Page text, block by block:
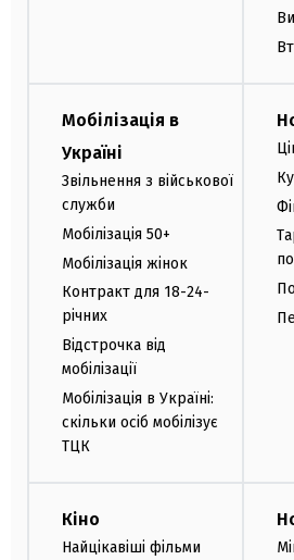
Мобілізація в
Україні
Звільнення з військової
служби
Мобілізація 50+
Мобілізація жінок
Контракт для 18-24-
річних
Відстрочка від
мобілізації
Мобілізація в Україні:
скільки осіб мобілізує
ТЦК
Кіно
Найцікавіші фільми